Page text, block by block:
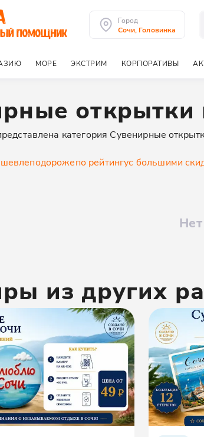
Город
Сочи, Головинка
МОРЕ ЭКСТРИМ КОРПОРАТИВЫ
открытки
категория Сувенирные
подорожепо рейтингус большими
из других